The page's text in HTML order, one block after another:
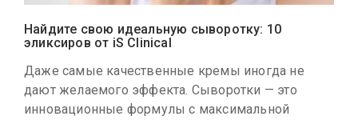
Найдите свою идеальную сыворотку: 10
эликсиров от iS Clinical
Даже самые качественные кремы иногда не
дают желаемого эффекта. Сыворотки — это
инновационные формулы с максимальной